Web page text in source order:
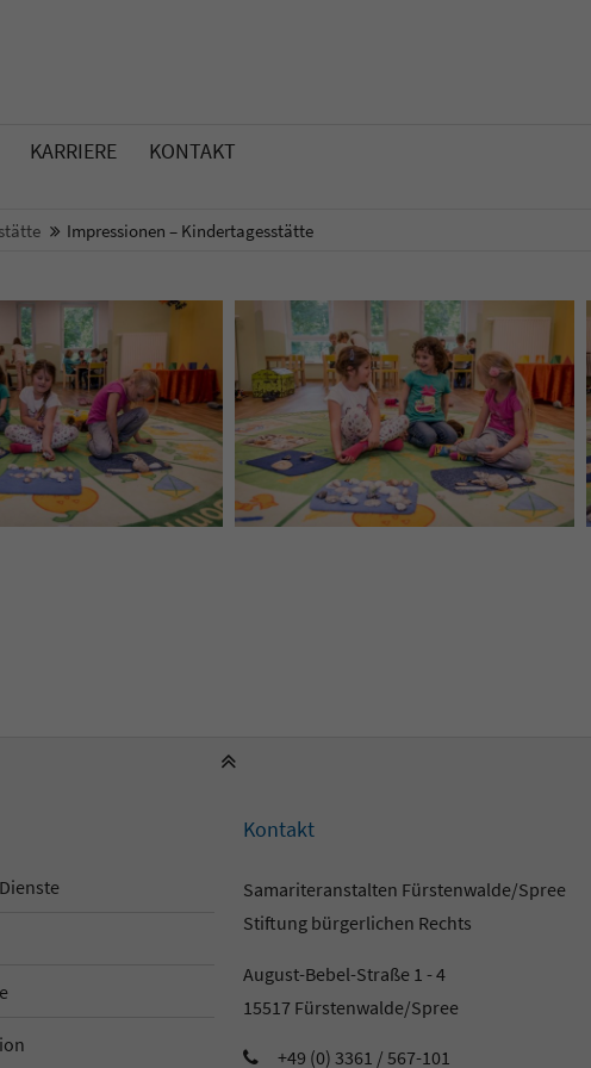
KARRIERE KONTAKT
Impressionen – Kindertagesstätte
Kontakt
Samariteranstalten Fürstenwalde/Spree
Stiftung bürgerlichen Rechts
August-Bebel-Straße 1 - 4
15517 Fürstenwalde/Spree
+49 (0) 3361 / 567-101